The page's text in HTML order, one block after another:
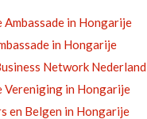
Ambassade in Hongarije
in Hongarije
Network Nederland
Vereniging in Hongarije
en Belgen in Hongarije